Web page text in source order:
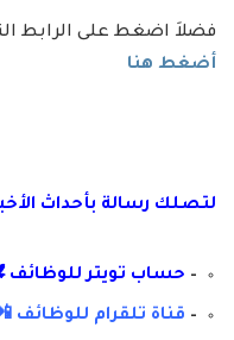
فضلاَ اضغط على الرابط
أضغط هنا
لتصلك رسالة بأحداث
– حساب تويتر للوظائف
– قناة تلقرام للوظائف